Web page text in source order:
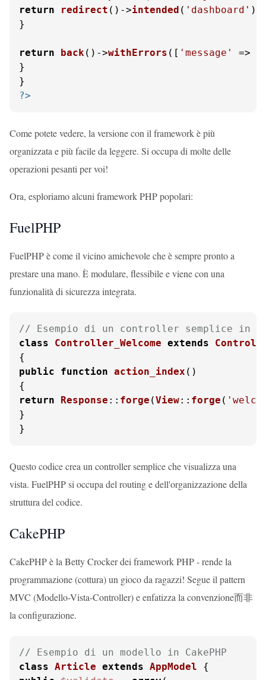
return
redirect ()->intended ( 'dashboard' );
}
return back()->withErrors ([ 'message' =>
}
?>
Come potete vedere, la versione con il framework è più
organizzata e più facile da leggere. Si occupa di molte delle
operazioni pesanti per voi!
Ora, esploriamo alcuni framework PHP popolari:
FuelPHP
FuelPHP è come il vicino amichevole che è sempre pronto a
prestare una mano. È modulare, flessibile e viene con una
funzionalità di sicurezza integrata.
// Esempio di un controller semplice in
class
Controller_Welcome extends
public
function action_index (
return
Response :: forge (View:: forge (
}
}
Questo codice crea un controller semplice che visualizza una
vista. FuelPHP si occupa del routing e dell'organizzazione della
struttura del codice.
CakePHP
CakePHP è la Betty Crocker dei framework PHP - rende la
programmazione (cottura) un gioco da ragazzi! Segue il pattern
MVC (Modello-Vista-Controller) e enfatizza la convenzione而非
la configurazione.
// Esempio di un modello in CakePHP
class Article extends AppModel